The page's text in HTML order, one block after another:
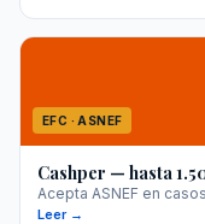
EFC · ASNEF
Cashper — hasta
Acepta ASNEF en
Leer →